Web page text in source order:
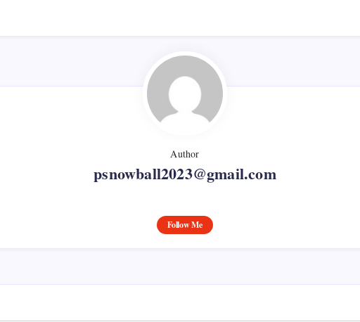
Author
psnowball2023@gmail.com
Follow Me